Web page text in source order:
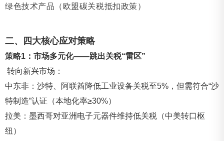
绿色技术产品（欧盟碳关税抵扣政策）
二、四大核心应对策略
策略1：市场多元化——跳出关税“雷区”
转向新兴市场：
中东非：沙特、阿联酋降低工业设备关税至5%，但需符合“沙
特制造”认证（本地化率≥30%）
拉美：墨西哥对亚洲电子元器件维持低关税（中美转口枢
纽）